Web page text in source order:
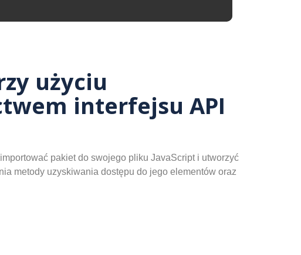
użyciu
interfejsu API
pakiet do swojego pliku JavaScript i utworzyć
metody uzyskiwania dostępu do jego elementów oraz